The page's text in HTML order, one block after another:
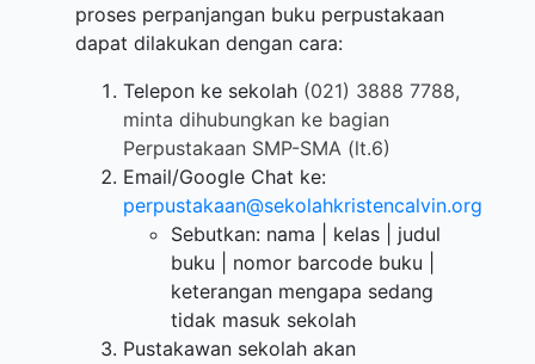
proses perpanjangan buku perpustakaan
dapat dilakukan dengan cara:
Telepon ke sekolah (021) 3888 7788,
minta dihubungkan ke bagian
Perpustakaan SMP-SMA (lt.6)
Email/Google Chat ke:
perpustakaan@sekolahkristencalvin.org
Sebutkan: nama | kelas | judul
buku | nomor barcode buku |
keterangan mengapa sedang
tidak masuk sekolah
Pustakawan sekolah akan